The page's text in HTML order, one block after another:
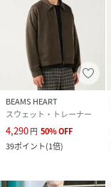
BEAMS HEART
スウェット・トレーナー
4,290円 50%OFF
39ポイント(1倍)